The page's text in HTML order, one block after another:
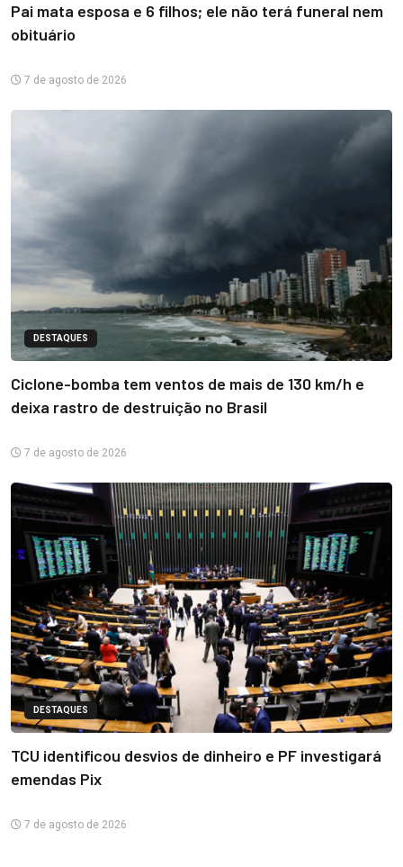
Pai mata esposa e 6 filhos; ele não terá funeral nem
obituário
7 de agosto de 2026
DESTAQUES
Ciclone-bomba tem ventos de mais de 130 km/h e
deixa rastro de destruição no Brasil
7 de agosto de 2026
DESTAQUES
TCU identificou desvios de dinheiro e PF investigará
emendas Pix
7 de agosto de 2026